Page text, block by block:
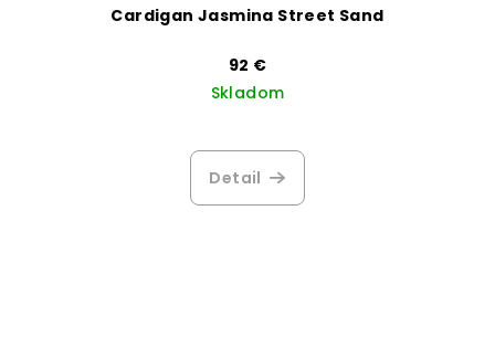
Cardigan Jasmina Street Sand
92 €
Skladom
Detail